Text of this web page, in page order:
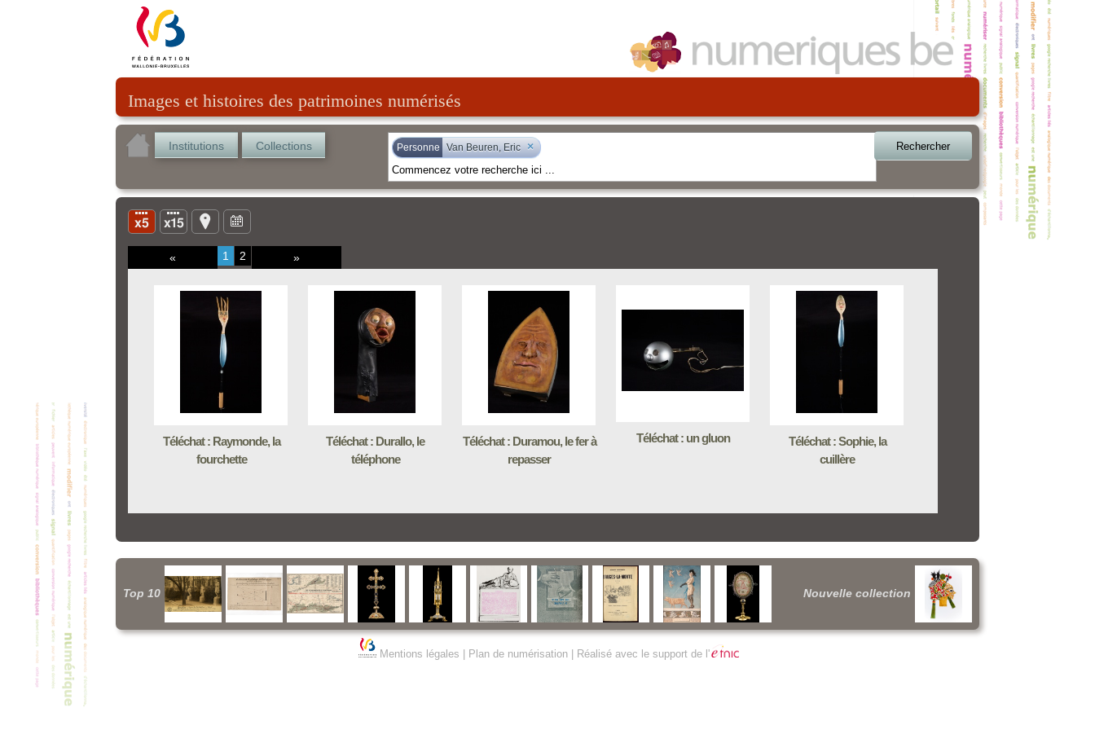
Images et histoires des patrimoines numérisés
Institutions Collections Personne Van Beuren, Eric × Rechercher
« 1 2 »
Téléchat : Raymonde, la
fourchette
Téléchat : Durallo, le
téléphone
Téléchat : Duramou, le fer à
repasser
Téléchat : un gluon
Téléchat : Sophie, la
cuillère
Top 10 Nouvelle collection
Mentions légales Plan de numérisation| Réalisé avec le support de l'